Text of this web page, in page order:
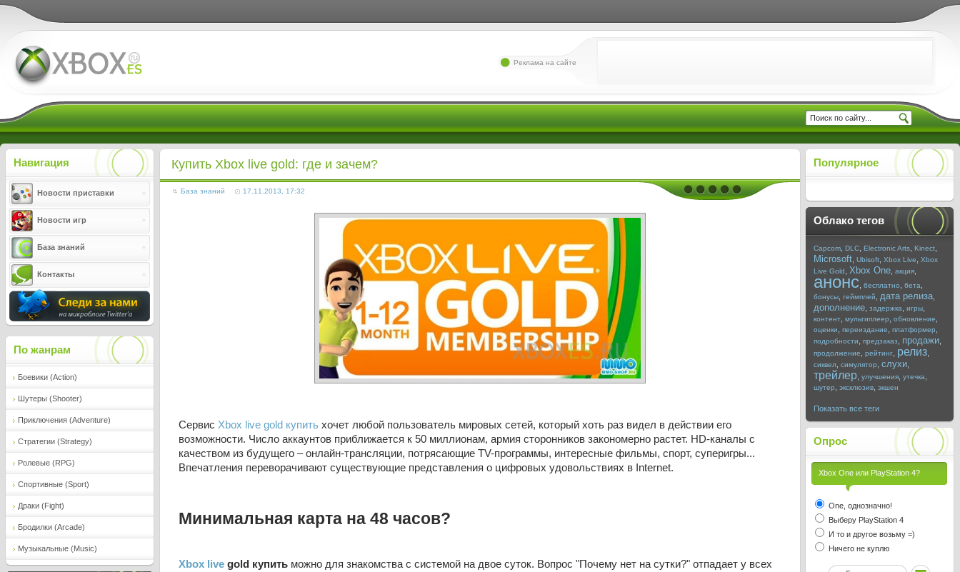
Реклама на сайте
Купить Xbox live gold: где и зачем?
База знаний 17.11.2013, 17:32
Сервис Xbox live gold купить хочет любой пользователь мировых сетей, который хоть раз видел в действии его
возможности. Число аккаунтов приближается к 50 миллионам, армия сторонников закономерно растет. HD-каналы с
качеством из будущего – онлайн-трансляции, потрясающие TV-программы, интересные фильмы, спорт, суперигры...
Впечатления переворачивают существующие представления о цифровых удовольствиях в Internet.
Минимальная карта на 48 часов?
Xbox live gold купить можно для знакомства c системой на двое суток. Вопрос "Почему нет на сутки?" отпадает у всех
Популярное
Облако тегов
Capcom DLC Electronic Arts Kinect
Microsoft Ubisoft Xbox Live
Xbox
Live Gold
Xbox One акция
анонс бесплатно бета
бонусы геймплей дата релиза
дополнение задержка игры
контент мультиплеер обновление
оценки переиздание платформер
подробности предзаказ продажи
продолжение рейтинг релиз
сиквел симулятор слухи
трейлер улучшения утечка
шутер эксклюзив экшен
Показать все теги
Опрос
Xbox One или PlayStation 4?
One, однозначно!
Выберу PlayStation 4
И то и другое возьму =)
Ничего не куплю
Навигация
Новости приставки
Новости игр
База знаний
Контакты
По жанрам
Боевики (Action)
Шутеры (Shooter)
Приключения (Adventure)
Стратегии (Strategy)
Ролевые (RPG)
Спортивные (Sport)
Драки (Fight)
Бродилки (Arcade)
Музыкальные (Music)